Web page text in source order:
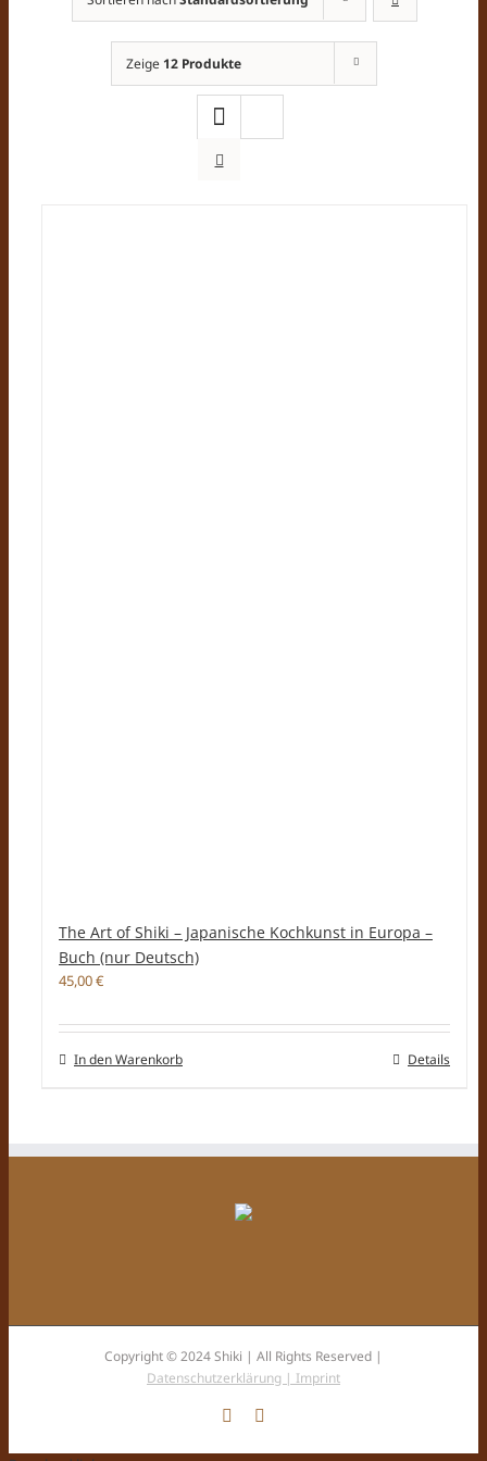
Zeige 12 Produkte
The Art of Shiki – Japanische Kochkunst in Europa –
Buch (nur Deutsch)
45,00€
In den Warenkorb Details
Copyright © 2024 Shiki | All Rights Reserved |
Datenschutzerklärung | Imprint
Facebook